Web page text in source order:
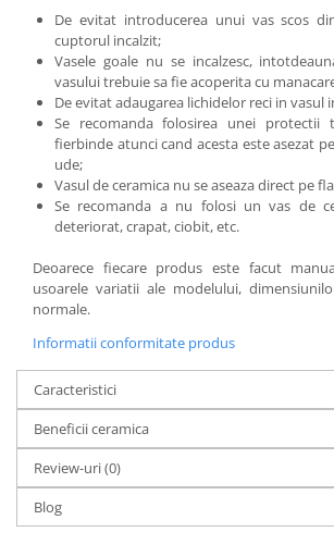
De evitat introducerea unui vas scos
cuptorul incalzit;
Vasele goale nu se incalzesc,
vasului trebuie sa fie acoperita cu
De evitat adaugarea lichidelor reci in vasul
Se recomanda folosirea unei protectii
fierbinde atunci cand acesta este asezat
ude;
Vasul de ceramica nu se aseaza direct pe
Se recomanda a nu folosi un vas de
deteriorat, crapat, ciobit, etc.
Deoarece fiecare produs este facut
usoarele variatii ale modelului,
normale.
Informatii conformitate produs
Caracteristici
Beneficii ceramica
Review-uri(0)
Blog